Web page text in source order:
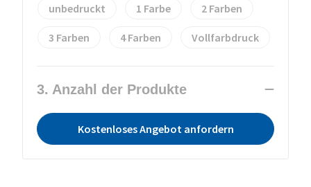
unbedruckt 1 2
3 4 Vollfarbdruck
3. Anzahl der Produkte
Kostenloses Angebot anfordern